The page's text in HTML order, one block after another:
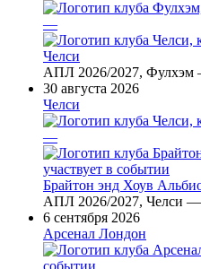
—
Челси
АПЛ 2026/2027, Фулхэм
30 августа 2026
Челси
—
Брайтон энд Хоув
АПЛ 2026/2027, Челси —
6 сентября 2026
Арсенал Лондон